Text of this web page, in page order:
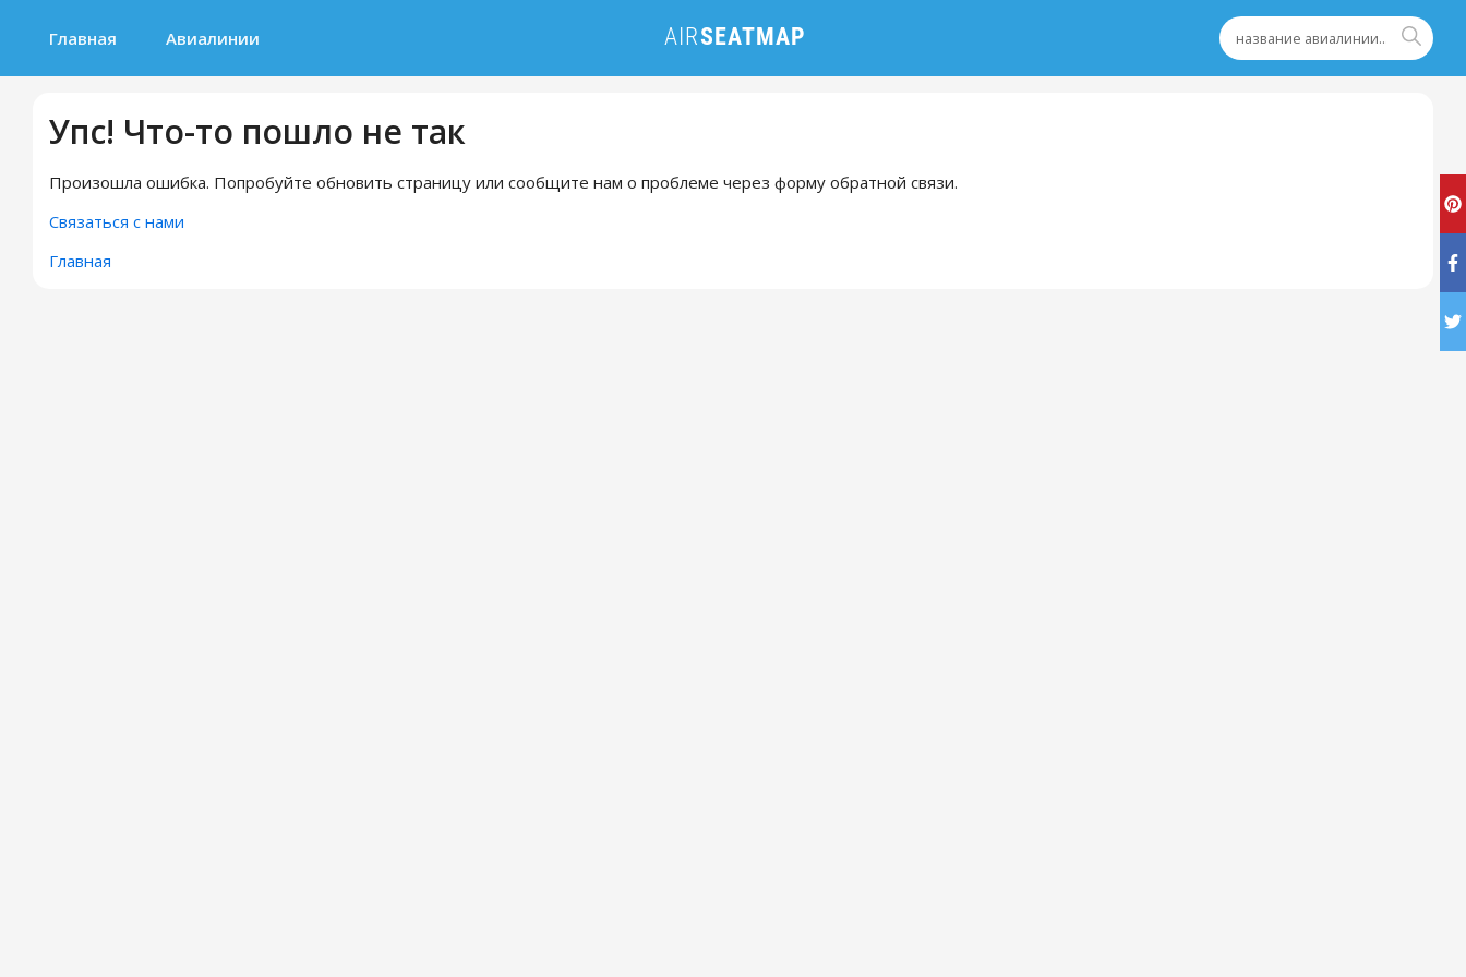
Главная Авиалинии
Упс! Что-то пошло не так
Произошла ошибка. Попробуйте обновить страницу или сообщите нам о проблеме через форму обратной связи.
Связаться с нами
Главная